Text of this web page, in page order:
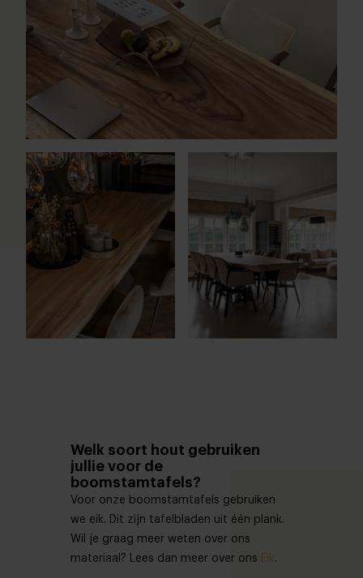
Welk soort hout gebruiken
jullie voor de
boomstamtafels?
Voor onze boomstamtafels gebruiken
we eik. Dit zijn tafelbladen uit één plank.
Wil je graag meer weten over ons
materiaal? Lees dan meer over ons Eik.